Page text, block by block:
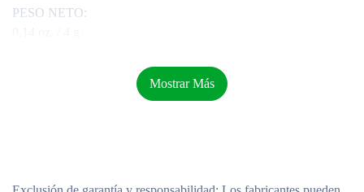
PESO NETO:
Mostrar Más